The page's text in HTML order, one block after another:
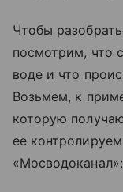
Чтобы
посмотрим, что
воде и что
Возьмем, к
которую
ее
«Мосводоканал»: